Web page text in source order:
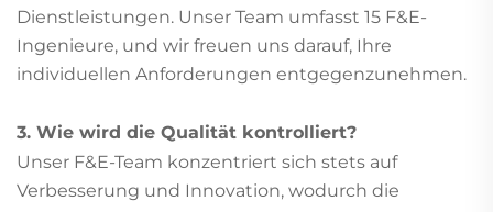
Dienstleistungen. Unser Team umfasst 15 F&E-
Ingenieure, und wir freuen uns darauf, Ihre
individuellen Anforderungen entgegenzunehmen.
3. Wie wird die Qualität kontrolliert?
Unser F&E-Team konzentriert sich stets auf
Verbesserung und Innovation, wodurch die